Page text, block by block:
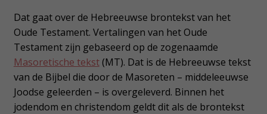
Dat gaat over de Hebreeuwse brontekst van het
Oude Testament. Vertalingen van het Oude
Testament zijn gebaseerd op de zogenaamde
Masoretische tekst(MT). Dat is de Hebreeuwse tekst
van de Bijbel die door de Masoreten – middeleeuwse
Joodse geleerden – is overgeleverd. Binnen het
jodendom en christendom geldt dit als de brontekst